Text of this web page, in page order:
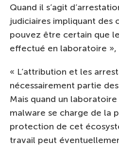
Quand il s’agit
judiciaires impliquant des
pouvez être certain que
effectué en laboratoire »,
« L’attribution et les
nécessairement partie
Mais quand un
malware se charge de la
protection de cet
travail peut